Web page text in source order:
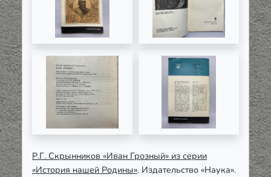
Р.Г. Скрынников «Иван Грозный» из серии
«История нашей Родины». Издательство «Наука».